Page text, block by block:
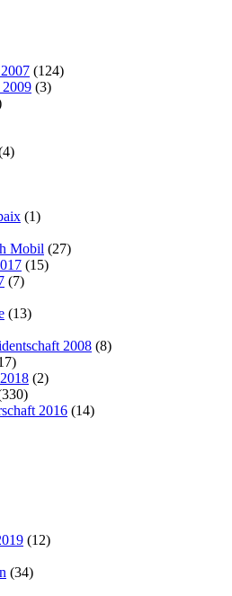
(124)
2009 (3)
(1)
Mobil (27)
(15)
(7)
(13)
2008 (8)
(2)
2016 (14)
(12)
(34)